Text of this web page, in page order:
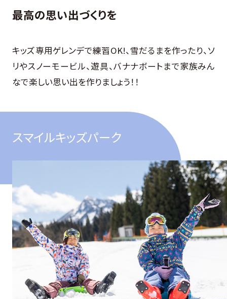
最高の思い出づくりを
キッズ専用ゲレンデで練習OK!、雪だるまを作ったり、ソ
リやスノーモービル、遊具、バナナボートまで家族みん
なで楽しい思い出を作りましょう！！
スマイルキッズパーク